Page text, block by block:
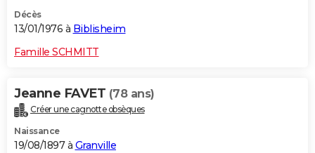
Décès
13/01/1976 à Biblisheim
Famille SCHMITT
Jeanne FAVET (78 ans)
Créer une cagnotte obsèques
Naissance
19/08/1897 à Granville